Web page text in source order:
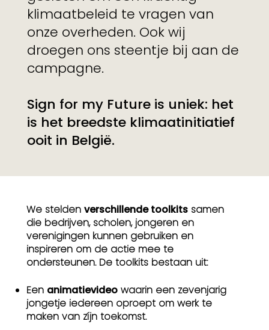
We stelden verschillende toolkitssamen
die bedrijven, scholen, jongeren en
verenigingen kunnen gebruiken en
inspireren om de actie mee te
ondersteunen. De toolkits bestaan uit:
Een animatievideowaarin een zevenjarig
jongetje iedereen oproept om werk te
maken van zíjn toekomst.
klimaatbeleid te vragen van
onze overheden. Ook wij
droegen ons steentje bij aan de
campagne.
Sign for my Future is uniek: het
is het breedste klimaatinitiatief
ooit in België.